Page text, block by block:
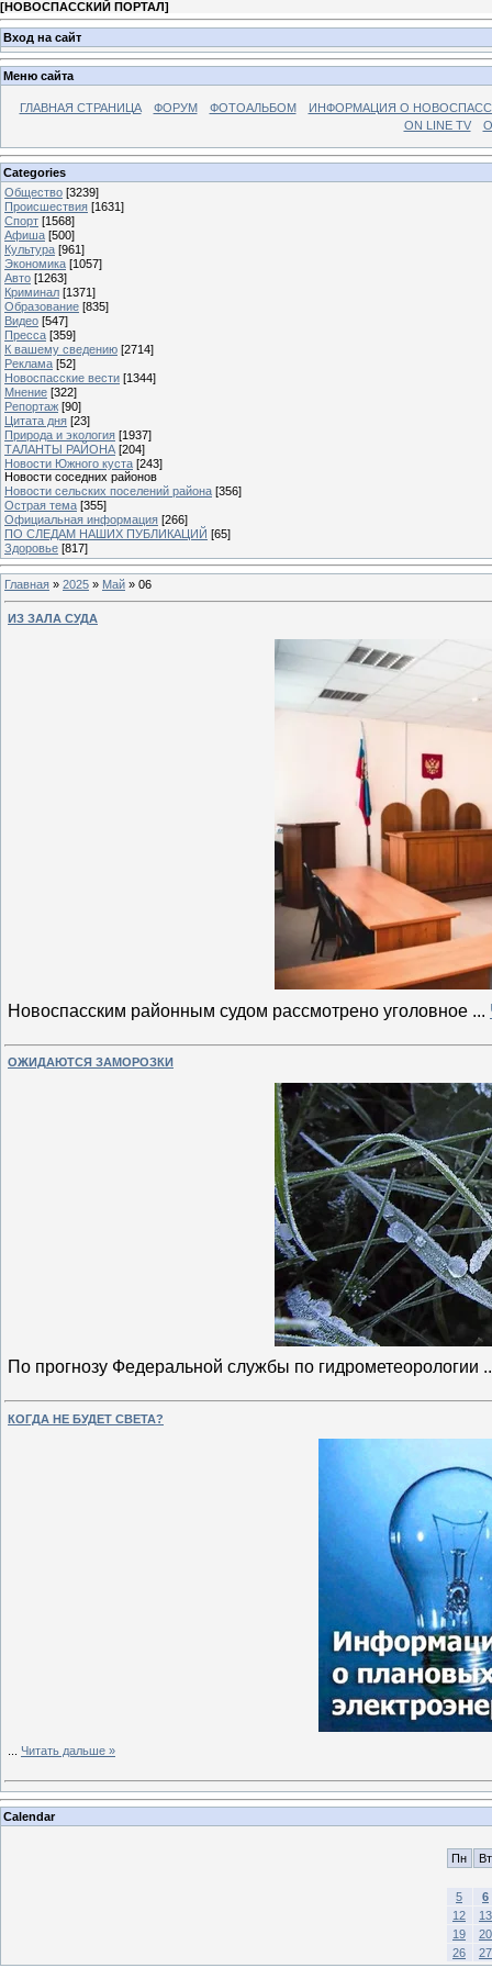
[НОВОСПАССКИЙ ПОРТАЛ]
Вход на сайт
Меню сайта
ГЛАВНАЯ СТРАНИЦА ФОРУМ ФОТОАЛЬБОМ
ИНФОРМАЦИЯ О
ON LINE TV
Categories
Общество [3239]
Происшествия [1631]
Спорт [1568]
Афиша [500]
Культура [961]
Экономика [1057]
Авто [1263]
Криминал [1371]
Образование [835]
Видео [547]
Пресса [359]
К вашему сведению [2714]
Реклама [52]
Новоспасские вести [1344]
Мнение [322]
Репортаж [90]
Цитата дня [23]
Природа и экология [1937]
ТАЛАНТЫ РАЙОНА [204]
Новости Южного куста [243]
Новости соседних районов
Новости сельских поселений района [356]
Острая тема [355]
Официальная информация [266]
ПО СЛЕДАМ НАШИХ ПУБЛИКАЦИЙ [65]
Здоровье [817]
Главная » 2025 » Май » 06
ИЗ ЗАЛА СУДА
Новоспасским районным судом рассмотрено уголовное ...
ОЖИДАЮТСЯ ЗАМОРОЗКИ
По прогнозу Федеральной службы по гидрометеорологии
КОГДА НЕ БУДЕТ СВЕТА?
Читать дальше »
Calendar
Пн Вт
5
6
12
13
19
20
26
27